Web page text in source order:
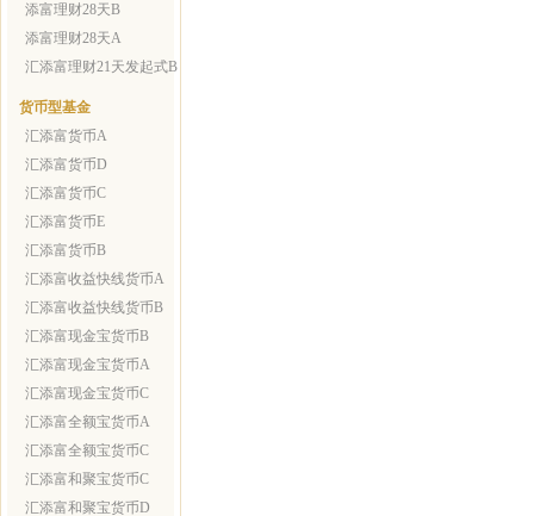
添富理财28天B
添富理财28天A
汇添富理财21天发起式B
货币型基金
汇添富货币A
汇添富货币D
汇添富货币C
汇添富货币E
汇添富货币B
汇添富收益快线货币A
汇添富收益快线货币B
汇添富现金宝货币B
汇添富现金宝货币A
汇添富现金宝货币C
汇添富全额宝货币A
汇添富全额宝货币C
汇添富和聚宝货币C
汇添富和聚宝货币D